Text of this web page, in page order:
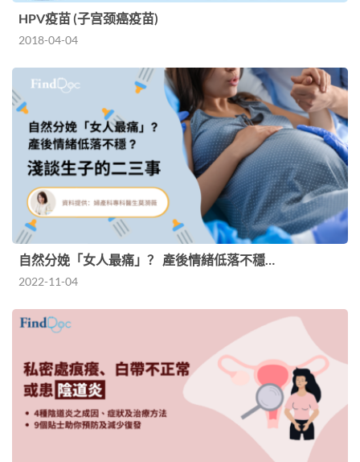
HPV疫苗 (子宫颈癌疫苗)
2018-04-04
自然分娩「女人最痛」？ 產後情緒低落不穩…
2022-11-04